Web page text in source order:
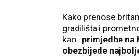
Kako prenose
gradilišta i
kao i primjedbe na
obezbijede